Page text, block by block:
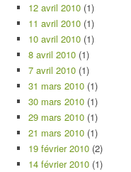
12 avril 2010 (1)
11 avril 2010 (1)
10 avril 2010 (1)
8 avril 2010 (1)
7 avril 2010 (1)
31 mars 2010 (1)
30 mars 2010 (1)
29 mars 2010 (1)
21 mars 2010 (1)
19 février 2010 (2)
14 février 2010 (1)